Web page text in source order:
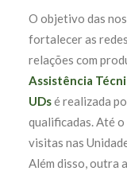
O objetivo das
fortalecer as
relações com
Assistência
UDsé realizada
qualificadas. Até o
visitas nas
Além disso,outra